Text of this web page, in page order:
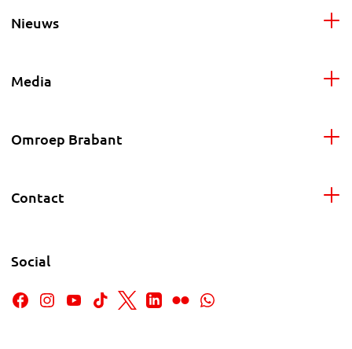
Nieuws
Media
Omroep Brabant
Contact
Social